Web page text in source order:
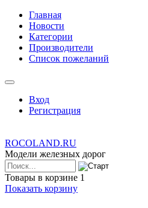
Главная
Новости
Категории
Производители
Список пожеланий
Вход
Регистрация
ROCOLAND.RU
Модели железных дорог
Товары в корзине 1
Показать корзину